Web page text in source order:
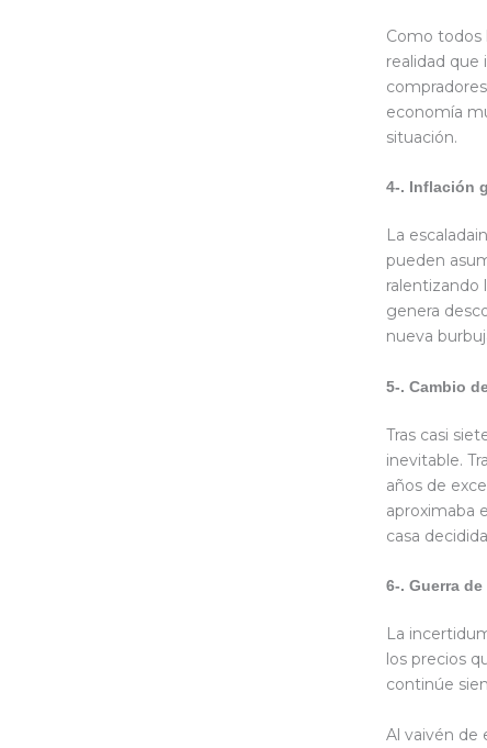
Como todos
realidad
economía
situación.
4-. Inflación
La
pueden
ralentizando
genera
nueva
5-. Cambio
Tras casi
inevitable.
años de
aproximaba
casa
6-. Guerra
La
los precios
continúe
Al vaivén de